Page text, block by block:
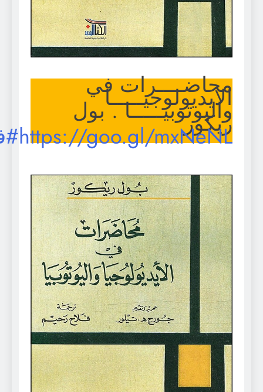
محاضــــرات في
الايديولوجيـــــا
واليوتوبيـــــا . بول
ريكور
https://goo.gl/mxNeNL#فكر